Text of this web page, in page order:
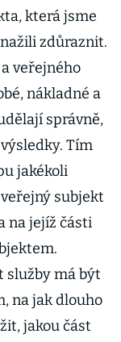
která jsme
zdůraznit.
veřejného
nákladné a
správně,
Tím
jakékoli
subjekt
na jejíž části
služby má být
na jak dlouho
jakou část